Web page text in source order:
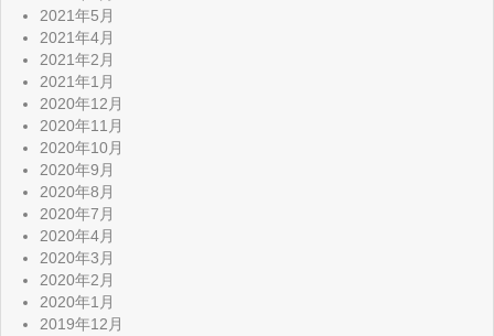
2021年5月
2021年4月
2021年2月
2021年1月
2020年12月
2020年11月
2020年10月
2020年9月
2020年8月
2020年7月
2020年4月
2020年3月
2020年2月
2020年1月
2019年12月